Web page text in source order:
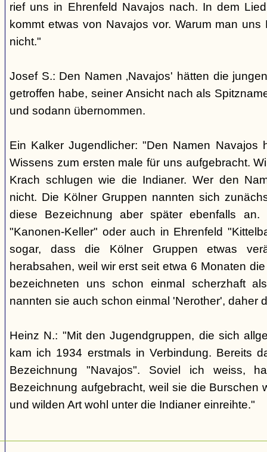
rief uns in Ehrenfeld Navajos nach. In dem
kommt etwas von Navajos vor. Warum man
nicht."
Josef S.: Den Namen ‚Navajos' hätten die
getroffen habe, seiner Ansicht nach als
und sodann übernommen.
Ein Kalker Jugendlicher: "Den Namen Navajos
Wissens zum ersten male für uns aufgebracht.
Krach schlugen wie die Indianer. Wer den
nicht. Die Kölner Gruppen nannten sich
diese Bezeichnung aber später ebenfalls
"Kanonen-Keller" oder auch in Ehrenfeld
sogar, dass die Kölner Gruppen etwas
herabsahen, weil wir erst seit etwa 6 Monaten
bezeichneten uns schon einmal scherzhaft
nannten sie auch schon einmal 'Nerother', daher
Heinz N.: "Mit den Jugendgruppen, die sich
kam ich 1934 erstmals in Verbindung. Bereits
Bezeichnung "Navajos". Soviel ich weiss,
Bezeichnung aufgebracht, weil sie die Burschen
und wilden Art wohl unter die Indianer einreihte."